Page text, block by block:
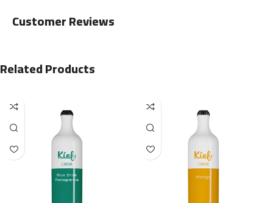
Customer Reviews
Related Products